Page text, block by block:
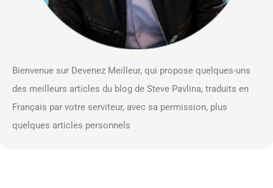
Bienvenue sur Devenez Meilleur, qui propose quelques-uns
des meilleurs articles du blog de Steve Pavlina, traduits en
Français par votre serviteur, avec sa permission, plus
quelques articles personnels